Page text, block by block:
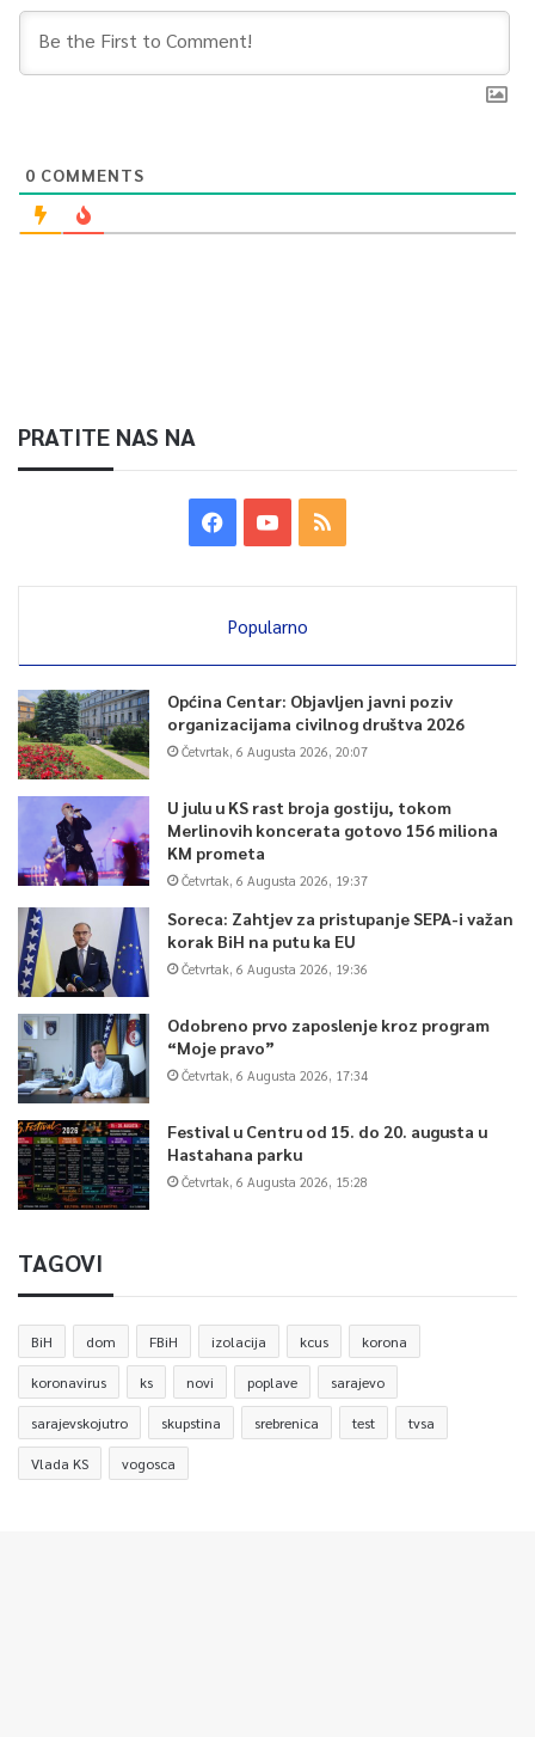
0 COMMENTS
PRATITE NAS NA
Popularno
Općina Centar: Objavljen javni poziv
organizacijama civilnog društva 2026
Četvrtak, 6 Augusta 2026, 20:07
U julu u KS rast broja gostiju, tokom
Merlinovih koncerata gotovo 156 miliona
KM prometa
Četvrtak, 6 Augusta 2026, 19:37
Soreca: Zahtjev za pristupanje SEPA-i važan
korak BiH na putu ka EU
Četvrtak, 6 Augusta 2026, 19:36
Odobreno prvo zaposlenje kroz program
“Moje pravo”
Četvrtak, 6 Augusta 2026, 17:34
Festival u Centru od 15. do 20. augusta u
Hastahana parku
Četvrtak, 6 Augusta 2026, 15:28
TAGOVI
BiH dom FBiH izolacija kcus korona
koronavirus ks novi poplave sarajevo
sarajevskojutro skupstina srebrenica test tvsa
Vlada KS vogosca